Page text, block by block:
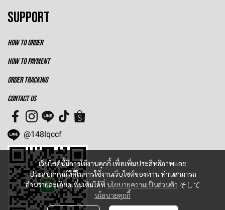
เว็บไซต์นี้มีการใช้งานคุกกี้ เพื่อเพิ่มประสิทธิภาพและ
ประสบการณ์ที่ดีในการใช้งานเว็บไซต์ของท่าน ท่านสามารถ
อ่านรายละเอียดเพิ่มเติมได้ที่ นโยบายความเป็นส่วนตัว そして
นโยบายคุกกี้
SUPPORT
HOW TO ORDER
HOW TO PAYMENT
ORDER TRACKING
CONTACT US
@148lqccf